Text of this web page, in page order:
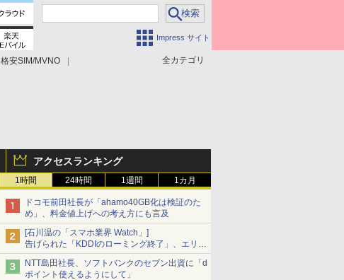
Impress サイト
全カテゴリ
格安SIM/MVNO
アクセスランキング
1時間 24時間 1週間 1カ月
ドコモ前田社長が「ahamo40GB化は検証のた
め」、料金値上げへの考え方にも言及
[石川温の「スマホ業界 Watch」]
告げられた「KDDIのローミング終了」、エリア
マップの落とし穴と楽天モバイルの課題
NTT島田社長、ソフトバンクのセブン出資に「d
ポイント使えるようにして」